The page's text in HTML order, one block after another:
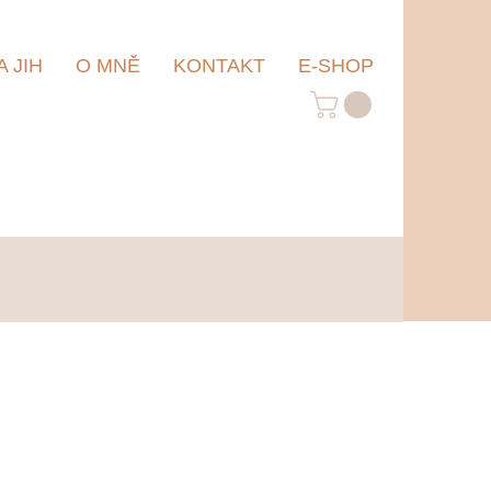
JIH O MNĚ KONTAKT E-SHOP